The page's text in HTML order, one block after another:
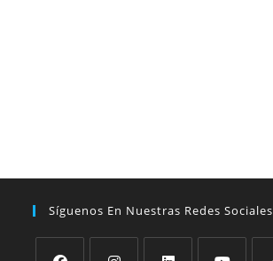
Síguenos En Nuestras Redes Sociales